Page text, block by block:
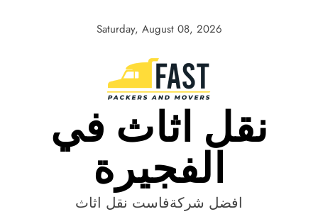
Saturday, August 08, 2026
نقل اثاث في
الفجيرة
افضل شركةفاست نقل اثاث